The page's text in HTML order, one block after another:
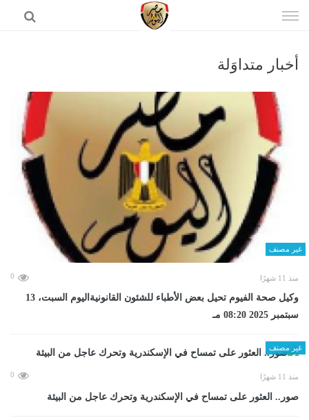
الى
أخبار متداوَلة
غير مصنف
منذ 11 شهرًا 0
وكيل صحة الفيوم تحيل بعض الأطباء للشئون القانونيةاليوم السبت، 13
سبتمبر 2025 08:20 مـ
غير مصنف
منذ 11 شهرًا 0
صور.. العثور على تمساح في الإسكندرية وتحرك عاجل من البيئة